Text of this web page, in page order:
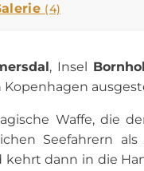
(4)
, Insel
Waffe, die
Seefahrern
dann in die